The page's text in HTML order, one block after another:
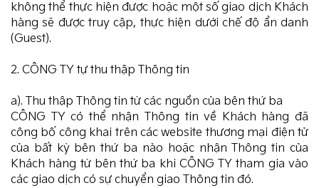
không thể thực hiện được hoặc một số giao dịch Khách
hàng sẽ được truy cập, thực hiện dưới chế độ ẩn danh
(Guest).
2. CÔNG TY tự thu thập Thông tin
a). Thu thập Thông tin từ các nguồn của bên thứ ba
CÔNG TY có thể nhận Thông tin về Khách hàng đã
công bố công khai trên các website thương mại điện tử
của bất kỳ bên thứ ba nào hoặc nhận Thông tin của
Khách hàng từ bên thứ ba khi CÔNG TY tham gia vào
các giao dịch có sự chuyển giao Thông tin đó.